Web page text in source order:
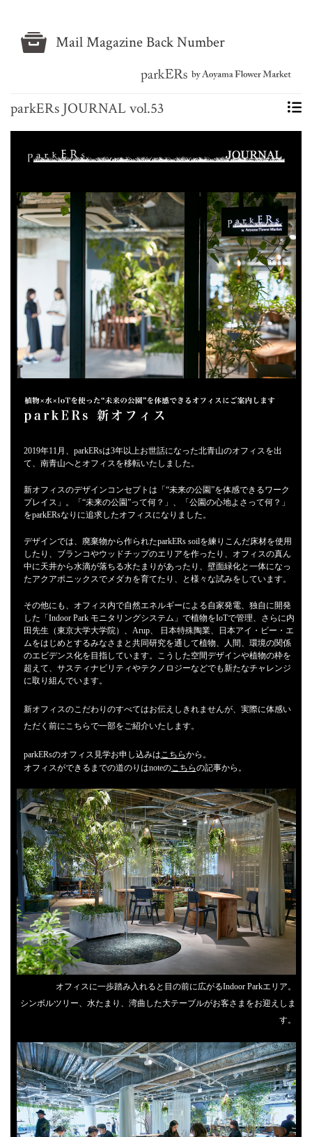
Mail Magazine Back Number
parkERs JOURNAL vol.53
2019年11月、parkERsは3年以上お世話になった北青山のオフィスを出
て、南青山へとオフィスを移転いたしました。
新オフィスのデザインコンセプトは「“未来の公園”を体感できるワーク
プレイス」。「“未来の公園”って何？」、「公園の心地よさって何？」
をparkERsなりに追求したオフィスになりました。
デザインでは、廃棄物から作られたparkERs soilを練りこんだ床材を使用
したり、ブランコやウッドチップのエリアを作ったり、オフィスの真ん
中に天井から水滴が落ちる水たまりがあったり、壁面緑化と一体になっ
たアクアポニックスでメダカを育てたり、と様々な試みをしています。
その他にも、オフィス内で自然エネルギーによる自家発電、独自に開発
した「Indoor Park モニタリングシステム」で植物をIoTで管理、さらに内
田先生（東京大学大学院）、Arup、 日本特殊陶業、日本アイ・ビー・エ
ムをはじめとするみなさまと共同研究を通して植物、人間、環境の関係
のエビデンス化を目指しています。こうした空間デザインや植物の枠を
超えて、サスティナビリティやテクノロジーなどでも新たなチャレンジ
に取り組んでいます。
新オフィスのこだわりのすべてはお伝えしきれませんが、実際に体感い
ただく前にこちらで一部をご紹介いたします。
parkERsのオフィス見学お申し込みはこちらから。
オフィスができるまでの道のりはnoteのこちらの記事から。
オフィスに一歩踏み入れると目の前に広がるIndoor Parkエリア。
シンボルツリー、水たまり、湾曲した大テーブルがお客さまをお迎えしま
す。